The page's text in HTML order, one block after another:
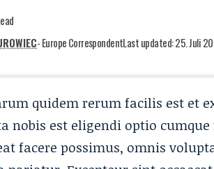
- Europe CorrespondentLast updated: 25. Juli
quidem rerum facilis est et
nobis est eligendi optio cumque
facere possimus, omnis